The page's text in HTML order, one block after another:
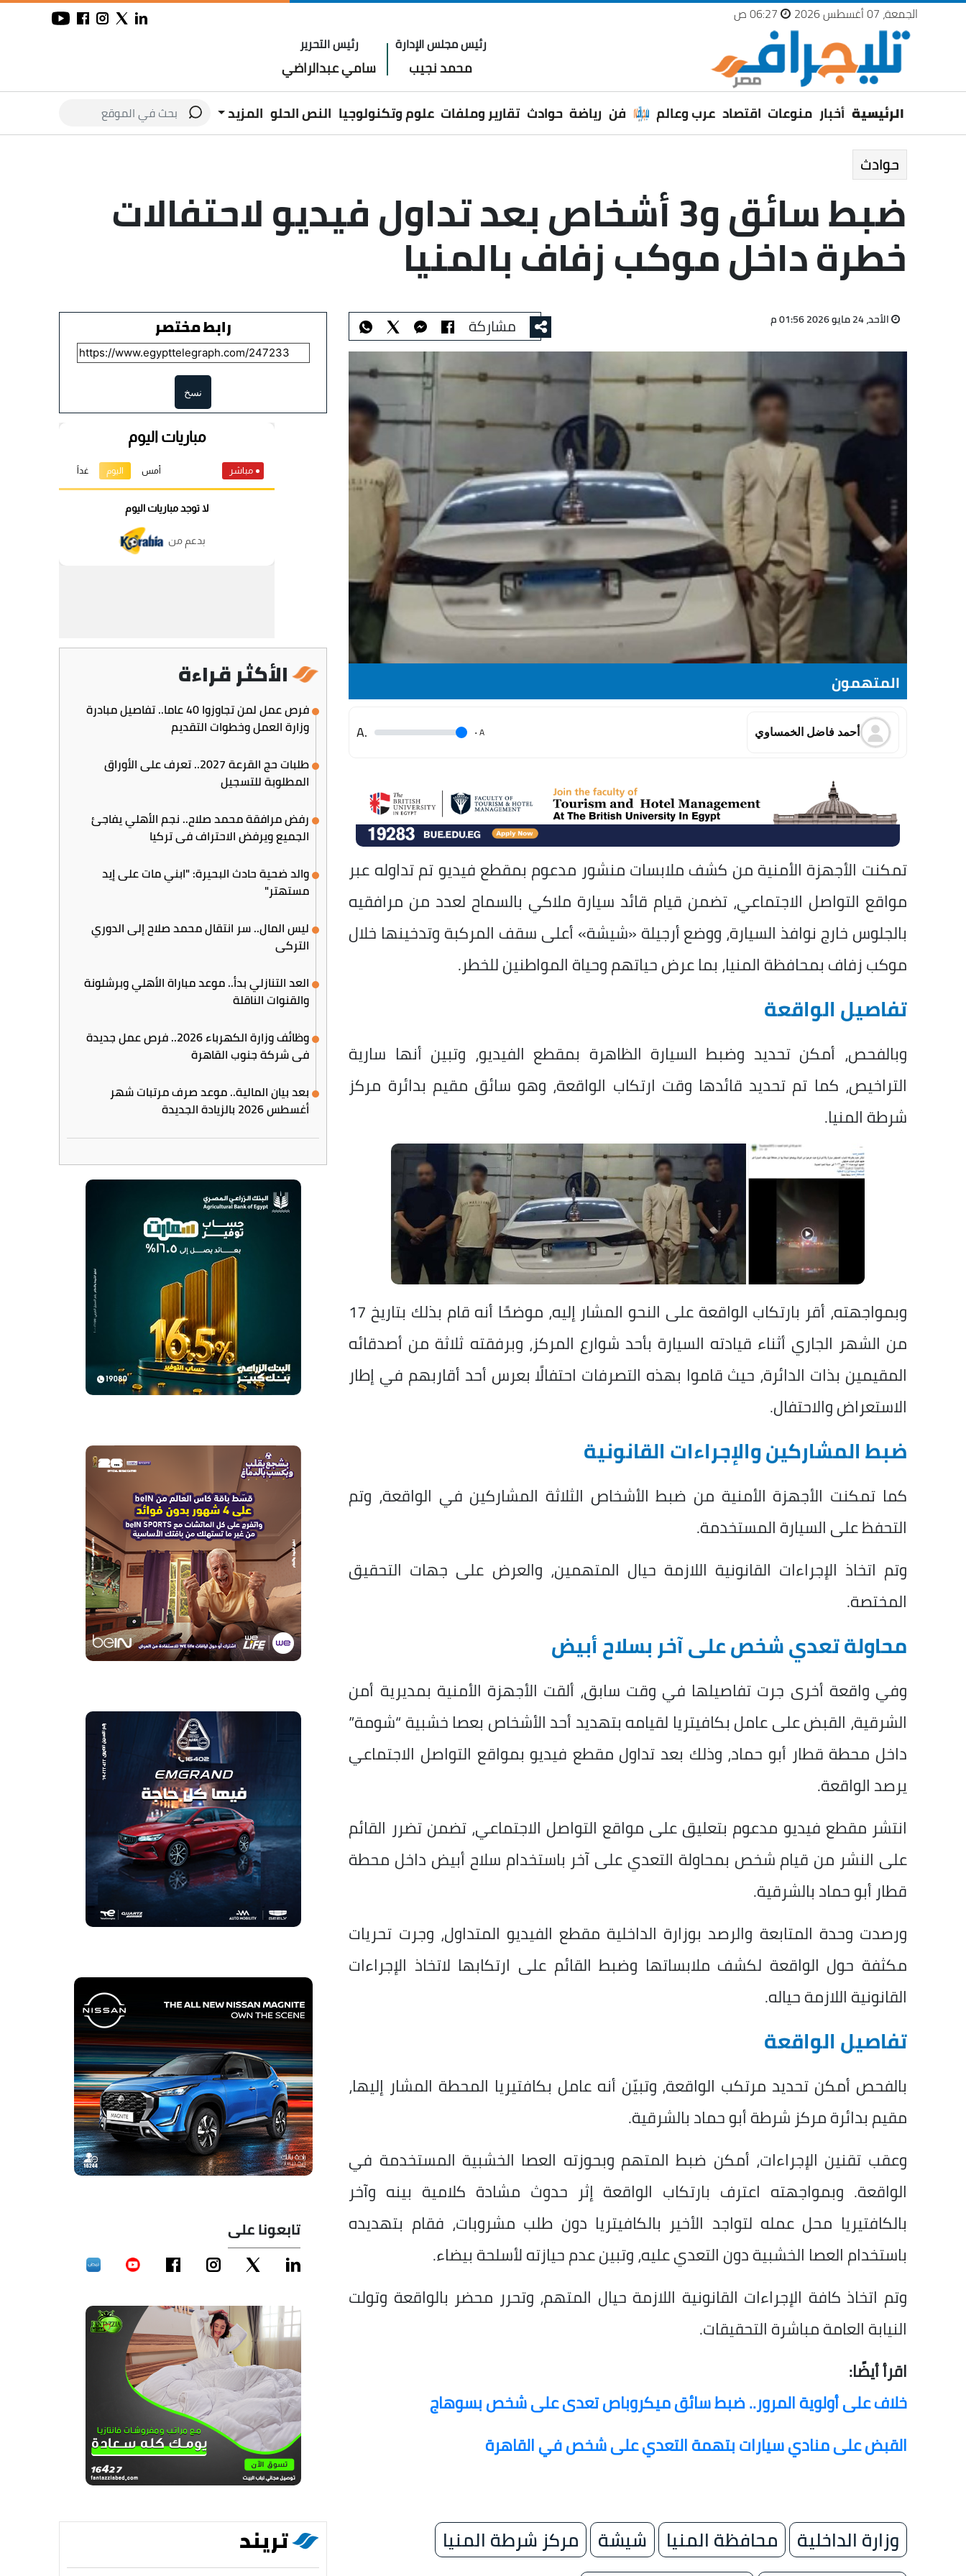
الجمعة، 07 أغسطس 2026
رئيس مجلس الإدارة
محمد نجيب
رئيس التحرير
سامي عبدالراضي
الرئيسية أخبار منوعات اقتصاد عرب وعالم فن رياضة حوادث تقارير وملفات علوم وتكنولوجيا النص الحلو المزيد
حوادث
ضبط سائق و3 أشخاص بعد تداول فيديو لاحتفالات
خطرة داخل موكب زفاف بالمنيا
الأحد، 24 مايو 2026 01:56 م مشاركة
المتهمون
أحمد فاضل الخمساوي A
.
.A
تمكنت الأجهزة الأمنية من كشف ملابسات منشور مدعوم بمقطع فيديو تم تداوله عبر
مواقع التواصل الاجتماعي، تضمن قيام قائد سيارة ملاكي بالسماح لعدد من مرافقيه
بالجلوس خارج نوافذ السيارة، ووضع أرجيلة «شيشة» أعلى سقف المركبة وتدخينها خلال
موكب زفاف بمحافظة المنيا، بما عرض حياتهم وحياة المواطنين للخطر.
تفاصيل الواقعة
وبالفحص، أمكن تحديد وضبط السيارة الظاهرة بمقطع الفيديو، وتبين أنها سارية
التراخيص، كما تم تحديد قائدها وقت ارتكاب الواقعة، وهو سائق مقيم بدائرة مركز
شرطة المنيا.
وبمواجهته، أقر بارتكاب الواقعة على النحو المشار إليه، موضحًا أنه قام بذلك بتاريخ 17
من الشهر الجاري أثناء قيادته السيارة بأحد شوارع المركز، وبرفقته ثلاثة من أصدقائه
المقيمين بذات الدائرة، حيث قاموا بهذه التصرفات احتفالًا بعرس أحد أقاربهم في إطار
الاستعراض والاحتفال.
ضبط المشاركين والإجراءات القانونية
كما تمكنت الأجهزة الأمنية من ضبط الأشخاص الثلاثة المشاركين في الواقعة، وتم
التحفظ على السيارة المستخدمة.
وتم اتخاذ الإجراءات القانونية اللازمة حيال المتهمين، والعرض على جهات التحقيق
المختصة.
محاولة تعدي شخص على آخر بسلاح أبيض
وفي واقعة أخرى جرت تفاصيلها في وقت سابق، ألقت الأجهزة الأمنية بمديرية أمن
الشرقية، القبض على عامل بكافيتريا لقيامه بتهديد أحد الأشخاص بعصا خشبية “شومة”
داخل محطة قطار أبو حماد، وذلك بعد تداول مقطع فيديو بمواقع التواصل الاجتماعي
يرصد الواقعة.
انتشر مقطع فيديو مدعوم بتعليق على مواقع التواصل الاجتماعي، تضمن تضرر القائم
على النشر من قيام شخص بمحاولة التعدي على آخر باستخدام سلاح أبيض داخل محطة
قطار أبو حماد بالشرقية.
ورصدت وحدة المتابعة والرصد بوزارة الداخلية مقطع الفيديو المتداول، وجرت تحريات
مكثفة حول الواقعة لكشف ملابساتها وضبط القائم على ارتكابها لاتخاذ الإجراءات
القانونية اللازمة حياله.
تفاصيل الواقعة
بالفحص أمكن تحديد مرتكب الواقعة، وتبيّن أنه عامل بكافتيريا المحطة المشار إليها،
مقيم بدائرة مركز شرطة أبو حماد بالشرقية.
وعقب تقنين الإجراءات، أمكن ضبط المتهم وبحوزته العصا الخشبية المستخدمة في
الواقعة. وبمواجهته اعترف بارتكاب الواقعة إثر حدوث مشادة كلامية بينه وآخر
بالكافتيريا محل عمله لتواجد الأخير بالكافيتريا دون طلب مشروبات، فقام بتهديده
باستخدام العصا الخشبية دون التعدي عليه، وتبين عدم حيازته لأسلحة بيضاء.
وتم اتخاذ كافة الإجراءات القانونية اللازمة حيال المتهم، وتحرر محضر بالواقعة وتولت
النيابة العامة مباشرة التحقيقات.
اقرأ أيضًا:
خلاف على أولوية المرور.. ضبط سائق ميكروباص تعدى على شخص بسوهاج
القبض على منادي سيارات بتهمة التعدي على شخص في القاهرة
وزارة الداخلية محافظة المنيا شيشة
مركز شرطة المنيا
رابط مختصر
نسخ
الأكثر قراءة
فرص عمل لمن تجاوزوا 40 عاما.. تفاصيل مبادرة
وزارة العمل وخطوات التقديم
طلبات حج القرعة 2027.. تعرف على الأوراق
المطلوبة للتسجيل
رفض مرافقة محمد صلاح.. نجم الأهلي يفاجئ
الجميع ويرفض الاحتراف في تركيا
والد ضحية حادث البحيرة: "ابني مات على إيد
مستهتر"
ليس المال.. سر انتقال محمد صلاح إلى الدوري
التركي
العد التنازلي بدأ.. موعد مباراة الأهلي وبرشلونة
والقنوات الناقلة
وظائف وزارة الكهرباء 2026.. فرص عمل جديدة
في شركة جنوب القاهرة
بعد بيان المالية.. موعد صرف مرتبات شهر
أغسطس 2026 بالزيادة الجديدة
تابعونا على
تريند